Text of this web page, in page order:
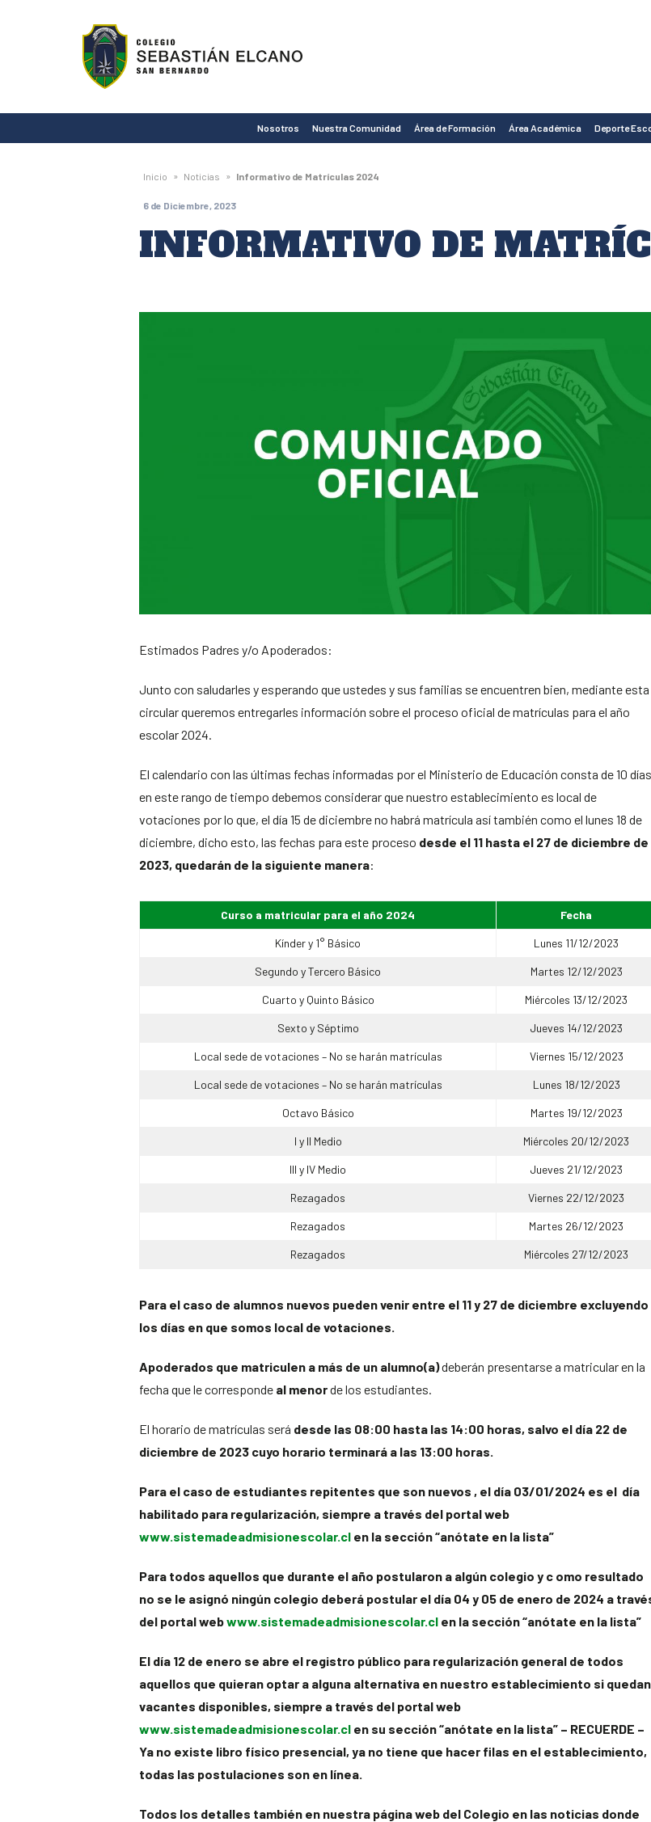
Colegio
Sebastián
Elcano
de
San
Bernardo
Nosotros Nuestra Comunidad Área de Formación Área Académica Deporte
Inicio » Noticias » Informativo de Matrículas 2024
6 de Diciembre, 2023
INFORMATIVO DE
Estimados Padres y/o Apoderados:
Junto con saludarles y esperando que ustedes y sus familias se encuentren bien, mediante esta
circular queremos entregarles información sobre el proceso oficial de matrículas para el año
escolar 2024.
El calendario con las últimas fechas informadas por el Ministerio de Educación consta de 10
en este rango de tiempo debemos considerar que nuestro establecimiento es local de
votaciones por lo que, el día 15 de diciembre no habrá matrícula así también como el lunes 18 de
diciembre, dicho esto, las fechas para este proceso desde el 11 hasta el 27 de diciembre de
2023, quedarán de la siguiente manera:
Curso a matricular para el año 2024 Fecha
Kínder y 1° Básico Lunes 11/12/2023
Segundo y Tercero Básico Martes 12/12/2023
Cuarto y Quinto Básico Miércoles 13/12/2023
Sexto y Séptimo Jueves 14/12/2023
Local sede de votaciones – No se harán matrículas Viernes 15/12/2023
Local sede de votaciones – No se harán matrículas Lunes 18/12/2023
Octavo Básico Martes 19/12/2023
I y II Medio Miércoles 20/12/2023
III y IV Medio Jueves 21/12/2023
Rezagados Viernes 22/12/2023
Rezagados Martes 26/12/2023
Rezagados Miércoles 27/12/2023
Para el caso de alumnos nuevos pueden venir entre el 11 y 27 de diciembre excluyendo
los días en que somos local de votaciones.
Apoderados que matriculen a más de un alumno(a)deberán presentarse a matricular en la
fecha que le corresponde al menorde los estudiantes.
El horario de matrículas será desde las 08:00 hasta las 14:00 horas, salvo el día 22 de
diciembre de 2023 cuyo horario terminará a las 13:00 horas.
Para el caso de estudiantes repitentes que son nuevos , el día 03/01/2024 es el día
habilitado para regularización, siempre a través del portal web
www.sistemadeadmisionescolar.cl en la sección “anótate en la lista”
Para todos aquellos que durante el año postularon a algún colegio y c omo resultado
no se le asignó ningún colegio deberá postular el día 04 y 05 de enero de 2024 a
del portal webwww.sistemadeadmisionescolar.cl en la sección “anótate en la lista”
El día 12 de enero se abre el registro público para regularización general de todos
aquellos que quieran optar a alguna alternativa en nuestro establecimiento si quedan
vacantes disponibles, siempre a través del portal web
www.sistemadeadmisionescolar.cl en su sección “anótate en la lista” – RECUERDE –
Ya no existe libro físico presencial, ya no tiene que hacer filas en el establecimiento,
todas las postulaciones son en línea.
Todos los detalles también en nuestra página web del Colegio en las noticias donde